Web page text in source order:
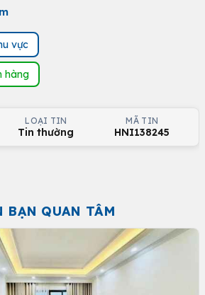
vực
hàng
LOẠI TIN
Tin thường
MÃ TIN
HNI138245
BẠN QUAN TÂM